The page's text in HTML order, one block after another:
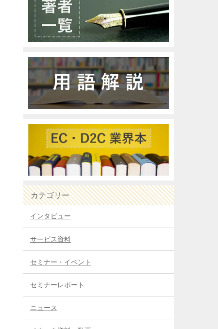
カテゴリー
インタビュー
サービス資料
セミナー・イベント
セミナーレポート
ニュース